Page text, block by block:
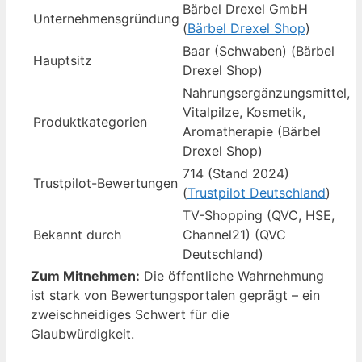
Unternehmensgründung
Bärbel Drexel GmbH
(Bärbel Drexel Shop)
Hauptsitz
Baar (Schwaben) (Bärbel
Drexel Shop)
Produktkategorien
Nahrungsergänzungsmittel,
Vitalpilze, Kosmetik,
Aromatherapie (Bärbel
Drexel Shop)
Trustpilot-Bewertungen
714 (Stand 2024)
(Trustpilot Deutschland)
Bekannt durch
TV-Shopping (QVC, HSE,
Channel21) (QVC
Deutschland)
Zum Mitnehmen: Die öffentliche Wahrnehmung
ist stark von Bewertungsportalen geprägt – ein
zweischneidiges Schwert für die
Glaubwürdigkeit.